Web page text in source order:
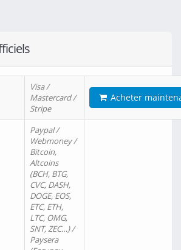
Visa /
Mastercard /
Stripe
Acheter
Paypal /
Webmoney /
Bitcoin,
Altcoins
(BCH, BTG,
CVC, DASH,
DOGE, EOS,
ETC, ETH,
LTC, OMG,
SNT, ZEC…) /
Paysera